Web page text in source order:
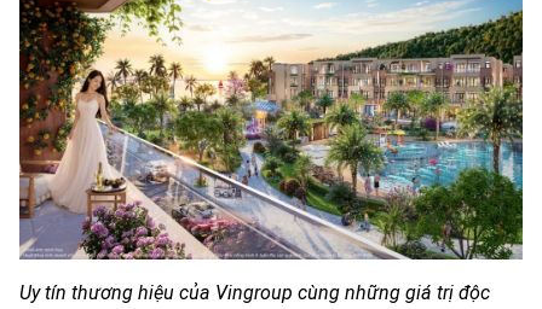
Uy tín thương hiệu của Vingroup cùng những giá trị độc